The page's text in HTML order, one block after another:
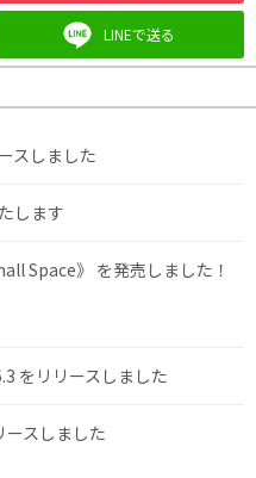
LINEで送る
スしました
します
Space》 を発売しました！
をリリースしました
ースしました